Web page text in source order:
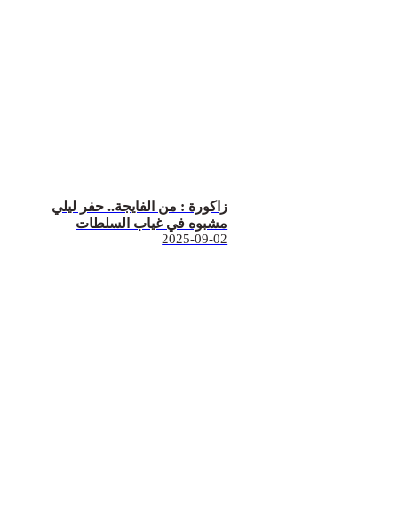
زاكورة : من الفايجة.. حفر ليلي
مشبوه في غياب السلطات
2025-09-02